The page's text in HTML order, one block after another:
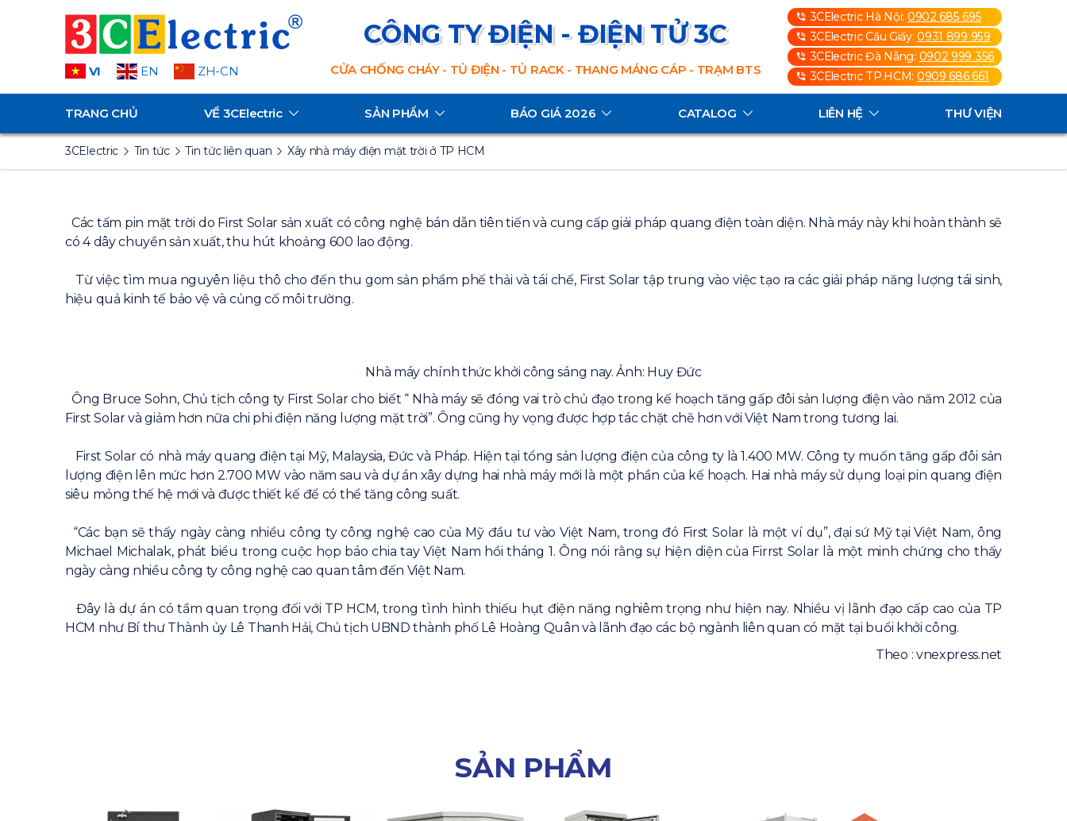
VI EN ZH-CN
CÔNG TY ĐIỆN - ĐIỆN TỬ 3C
CỬA CHỐNG CHÁY - TỦ ĐIỆN - TỦ RACK - THANG MÁNG CÁP - TRẠM BTS
3CElectric Hà Nội: 0902 685 695
3CElectric Cầu Giấy:0931 899 959
3CElectric Đà Nẵng: 0902 999 356
3CElectric TP.HCM: 0909 686 661
TRANG CHỦ VỀ 3CElectric SẢN PHẨM BÁO GIÁ 2026 CATALOG LIÊN HỆ THƯ VIỆN
3CElectric Tin tức Tin tức liên quan Xây nhà máy điện mặt trời ở TP HCM
Các tấm pin mặt trời do First Solar sản xuất có công nghệ bán dẫn tiên tiến và cung cấp giải pháp quang điện toàn diện. Nhà máy này khi hoàn thành sẽ
có 4 dây chuyền sản xuất, thu hút khoảng 600 lao động.
Từ việc tìm mua nguyên liệu thô cho đến thu gom sản phẩm phế thải và tái chế, First Solar tập trung vào việc tạo ra các giải pháp năng lượng tái sinh,
hiệu quả kinh tế bảo vệ và củng cố môi trường.
Nhà máy chính thức khởi công sáng nay. Ảnh: Huy Đức
Ông Bruce Sohn, Chủ tịch công ty First Solar cho biết “ Nhà máy sẽ đóng vai trò chủ đạo trong kế hoạch tăng gấp đôi sản lượng điện vào năm 2012 của
First Solar và giảm hơn nữa chi phi điện năng lượng mặt trời”. Ông cũng hy vọng được hợp tác chặt chẽ hơn với Việt Nam trong tương lai.
First Solar có nhà máy quang điện tại Mỹ, Malaysia, Đức và Pháp. Hiện tại tổng sản lượng điện của công ty là 1.400 MW. Công ty muốn tăng gấp đôi sản
lượng điện lên mức hơn 2.700 MW vào năm sau và dự án xây dựng hai nhà máy mới là một phần của kế hoạch. Hai nhà máy sử dụng loại pin quang điện
siêu mỏng thế hệ mới và được thiết kế để có thể tăng công suất.
“Các bạn sẽ thấy ngày càng nhiều công ty công nghệ cao của Mỹ đầu tư vào Việt Nam, trong đó First Solar là một ví dụ”, đại sứ Mỹ tại Việt Nam, ông
Michael Michalak, phát biểu trong cuộc họp báo chia tay Việt Nam hồi tháng 1. Ông nói rằng sự hiện diện của Firrst Solar là một minh chứng cho thấy
ngày càng nhiều công ty công nghệ cao quan tâm đến Việt Nam.
Đây là dự án có tầm quan trọng đối với TP HCM, trong tình hình thiếu hụt điện năng nghiêm trọng như hiện nay. Nhiều vị lãnh đạo cấp cao của TP
HCM như Bí thư Thành ủy Lê Thanh Hải, Chủ tịch UBND thành phố Lê Hoàng Quân và lãnh đạo các bộ ngành liên quan có mặt tại buổi khởi công.
Theo : vnexpress.net
SẢN PHẨM